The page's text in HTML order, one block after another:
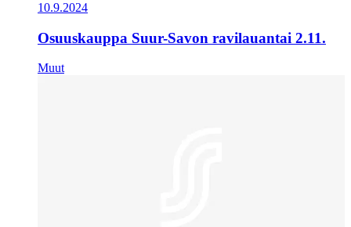
10.9.2024
Osuuskauppa Suur-Savon ravilauantai 2.11.
Muut